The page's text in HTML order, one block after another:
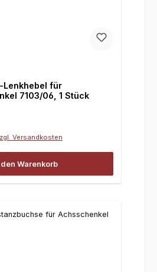
Lenkhebel für
7103/06, 1 Stück
Versandkosten
den Warenkorb